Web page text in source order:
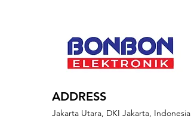
ADDRESS
Jakarta Utara, DKI Jakarta, Indonesia